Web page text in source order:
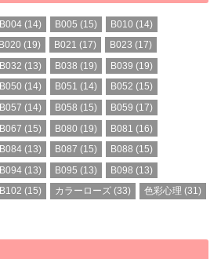
B004(14) B005 (15) B010 (14)
B020 (19) B021 (17) B023 (17)
B032 (13) B038 (19) B039 (19)
B050 (14) B051 (14) B052 (15)
B057 (14) B058 (15) B059 (17)
B067 (15) B080 (19) B081 (16)
B084(13) B087 (15) B088 (15)
B094(13) B095 (13) B098 (13)
B102 (15) カラーローズ (33) 色彩心理 (31)